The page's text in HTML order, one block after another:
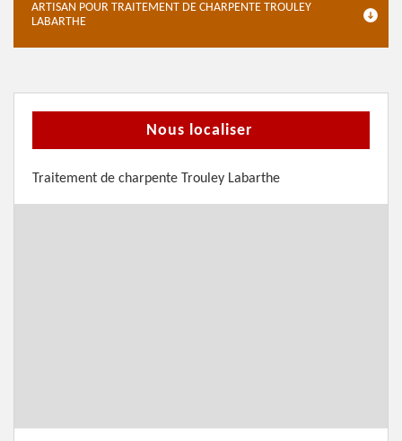
ARTISAN POUR TRAITEMENT DE CHARPENTE TROULEY
LABARTHE
Nous localiser
Traitement de charpente Trouley Labarthe